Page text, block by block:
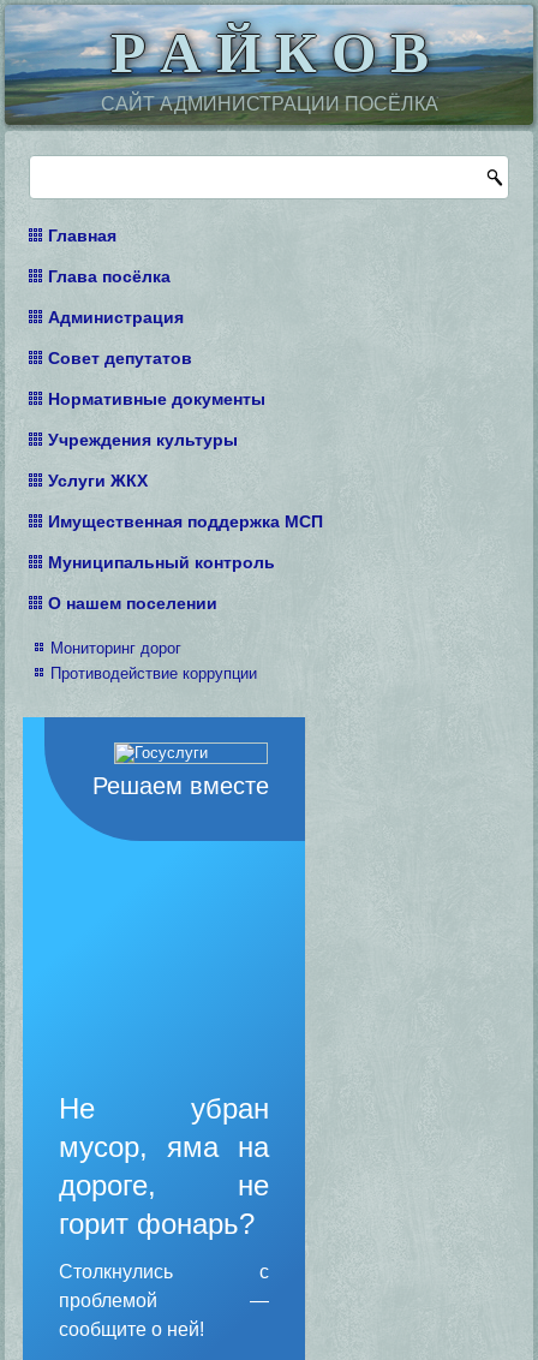
Р А Й К О В
САЙТ АДМИНИСТРАЦИИ ПОСЁЛКА
Главная
Глава посёлка
Администрация
Совет депутатов
Нормативные документы
Учреждения культуры
Услуги ЖКХ
Имущественная поддержка МСП
Муниципальный контроль
О нашем поселении
Мониторинг дорог
Противодействие коррупции
Решаем вместе
Не убран
мусор, яма на
дороге, не
горит фонарь?
Столкнулись с
проблемой —
сообщите о ней!